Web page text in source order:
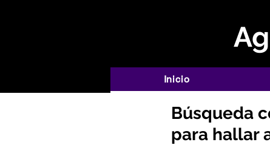
Inicio
Búsqueda
para hallar